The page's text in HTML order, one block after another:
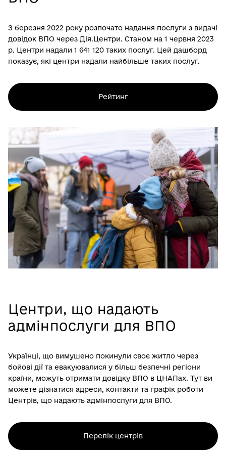
З березня 2022 року розпочато надання послуги з видачі
довідок ВПО через Дія.Центри. Станом на 1 червня 2023
р. Центри надали 1 641 120 таких послуг. Цей дашборд
показує, які центри надали найбільше таких послуг.
Рейтинг
Центри, що надають
адмінпослуги для ВПО
Українці, що вимушено покинули своє житло через
бойові дії та евакуювалися у більш безпечні регіони
країни, можуть отримати довідку ВПО в ЦНАПах. Тут ви
можете дізнатися адреси, контакти та графік роботи
Центрів, що надають адмінпослуги для ВПО.
Перелік центрів